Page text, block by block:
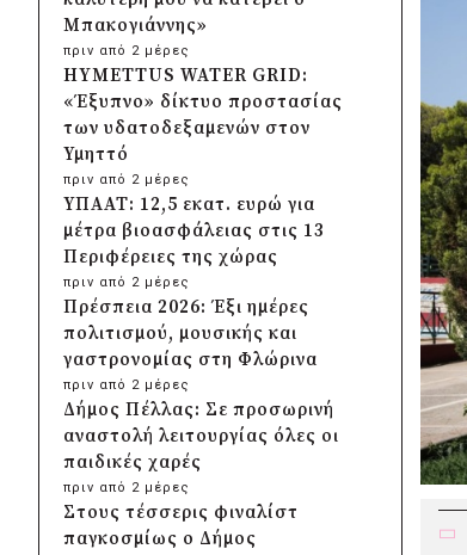
Μπακογιάννης»
πριν από 2 μέρες
HYMETTUS WATER GRID:
«Έξυπνο» δίκτυο προστασίας
των υδατοδεξαμενών στον
Υμηττό
πριν από 2 μέρες
ΥΠΑΑΤ: 12,5 εκατ. ευρώ για
μέτρα βιοασφάλειας στις 13
Περιφέρειες της χώρας
πριν από 2 μέρες
Πρέσπεια 2026: Έξι ημέρες
πολιτισμού, μουσικής και
γαστρονομίας στη Φλώρινα
πριν από 2 μέρες
Δήμος Πέλλας: Σε προσωρινή
αναστολή λειτουργίας όλες οι
παιδικές χαρές
πριν από 2 μέρες
Στους τέσσερις φιναλίστ
παγκοσμίως ο Δήμος